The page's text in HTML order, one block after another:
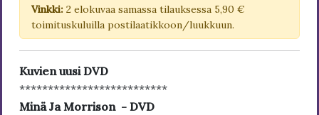
Vinkki: 2 elokuvaa samassa tilauksessa 5,90 €
toimituskuluilla postilaatikkoon/luukkuun.
Kuvien uusi DVD
**************************
Minä Ja Morrison - DVD